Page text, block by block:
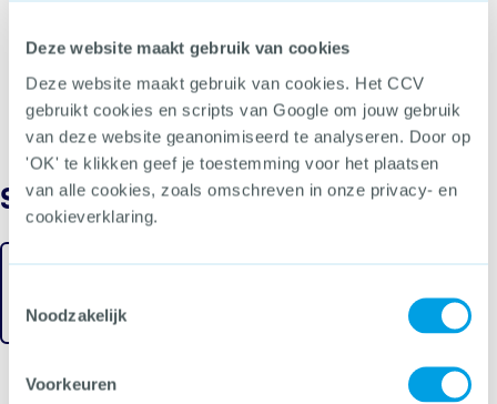
Deze website maakt gebruik van cookies
Deze website maakt gebruik van cookies. Het CCV
gebruikt cookies en scripts van Google om jouw gebruik
van deze website geanonimiseerd te analyseren. Door op
'OK' te klikken geef je toestemming voor het plaatsen
van alle cookies, zoals omschreven in onze privacy- en
cookieverklaring.
Noodzakelijk
Voorkeuren
Bewustwording van gemeenten en bestuur verder
Systematische informatie-uitwisseling tussen
winkeliers en politie doorontwikkelen.
Blijvende aandacht voor de toepassing van de
strafvorderingsrichtlijn Mobiel Banditisme.
Snel naar